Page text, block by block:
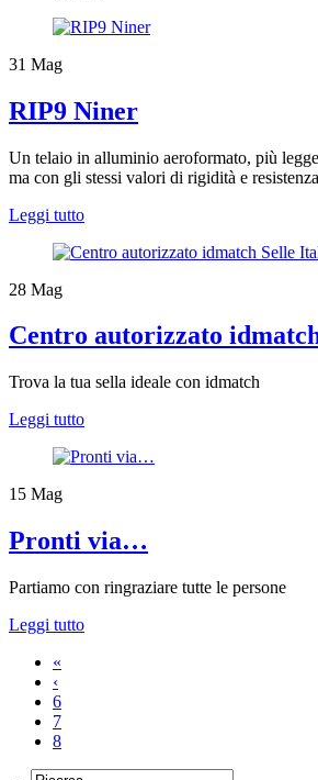
31 Mag
RIP9 Niner
Un telaio in alluminio aeroformato, più
ma con gli stessi valori di rigidità e resistenza
Leggi tutto
28 Mag
Centro autorizzato
Trova la tua sella ideale con idmatch
Leggi tutto
15 Mag
Pronti via…
​Partiamo con ringraziare tutte le persone
Leggi tutto
«
‹
6
7
8